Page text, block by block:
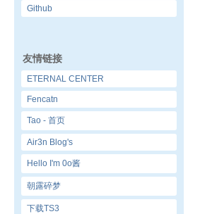
Github
友情链接
ETERNAL CENTER
Fencatn
Tao - 首页
Air3n Blog's
Hello I'm 0o酱
朝露碎梦
下载TS3